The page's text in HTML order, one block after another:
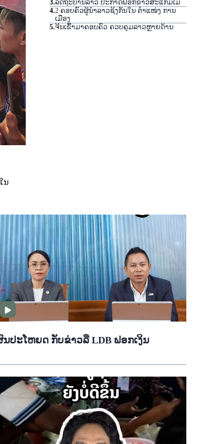
ນ
3.ລັດຖະບານລາວ ປະກາດຟອກຂາວສະແກມເມີ
4.2 ຄອບຄົວຜູ້ນໍາລາວຊິງກັນໃນ ຕໍາແໜ່ງ ການ
ເມືອງ
5.ຈີນເຂົ້າມາຄອບຄົວ ຄວບຄຸມລາວຫຼາຍດ້ານ
ນປະໂຫຍດ ກັບຂ່າວລື LDB ຟອກເງິນ